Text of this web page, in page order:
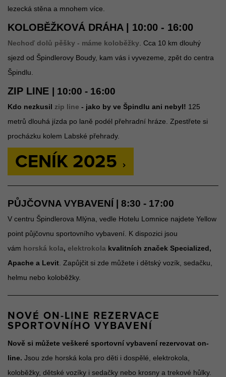
lezecká stěna a mnohem více.
KOLOBĚŽKOVÁ DRÁHA | 10:00 - 16:00
Nechoď dolů pěšky - máme koloběžky . Cca 10 km dlouhý
sjezd od Špindlerovy Boudy, kam vás i vyvezeme, zpět do centra
Špindlu.
ZIP LINE | 10:00 - 16:00
Kdo nezkusil zip line - jako by ve Špindlu ani nebyl! 125
metrů dlouhá jízda po laně podél přehradní hráze. Zpestřete si
procházku kolem Labské přehrady.
CENÍK 2025
PŮJČOVNA VYBAVENÍ | 8:30 - 17:00
V centru Špindlerova Mlýna, vedle Hotelu Lomnice najdete Yellow
point půjčovnu sportovního vybavení. K dispozici jsou
vám horská kola, elektrokola kvalitních značek Specialized,
Apache a Levit . Zapůjčit si zde můžete i dětský vozík, sedačku,
helmu nebo koloběžky.
NOVÉ ON-LINE REZERVACE
SPORTOVNÍHO VYBAVENÍ
Nově si můžete veškeré sportovní vybavení rezervovat on-
line. Jsou zde horská kola pro děti i dospělé, elektrokola,
koloběžky, dětské vozíky i sedačky nebo krosny a trekové hůlky.